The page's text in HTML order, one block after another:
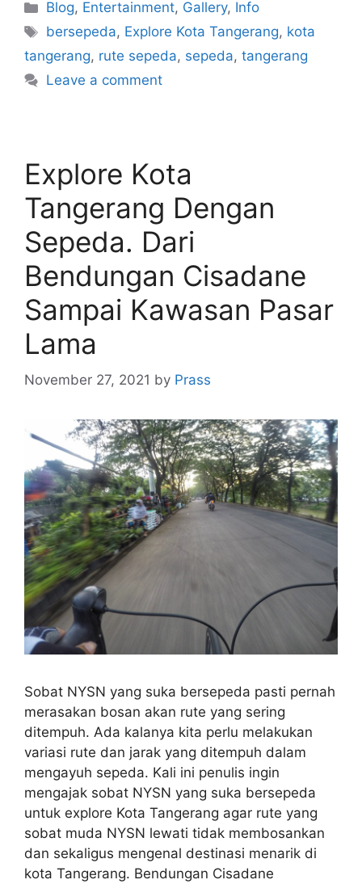
Blog, Entertainment, Gallery, Info
bersepeda, Explore Kota Tangerang, kota
tangerang, rute sepeda, sepeda, tangerang
Leave a comment
Explore Kota
Tangerang Dengan
Sepeda. Dari
Bendungan Cisadane
Sampai Kawasan Pasar
Lama
November 27, 2021 by Prass
Sobat NYSN yang suka bersepeda pasti pernah
merasakan bosan akan rute yang sering
ditempuh. Ada kalanya kita perlu melakukan
variasi rute dan jarak yang ditempuh dalam
mengayuh sepeda. Kali ini penulis ingin
mengajak sobat NYSN yang suka bersepeda
untuk explore Kota Tangerang agar rute yang
sobat muda NYSN lewati tidak membosankan
dan sekaligus mengenal destinasi menarik di
kota Tangerang. Bendungan Cisadane